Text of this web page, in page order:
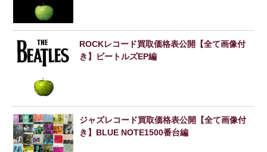
ROCKレコード買取価格表公開【全て画像付
き】ビートルズEP編
ジャズレコード買取価格表公開【全て画像付
き】BLUE NOTE1500番台編